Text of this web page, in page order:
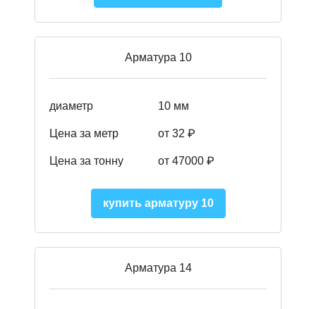
Арматура 10
диаметр 10 мм
Цена за метр от 32 ₽
Цена за тонну от 47000 ₽
купить арматуру 10
Арматура 14